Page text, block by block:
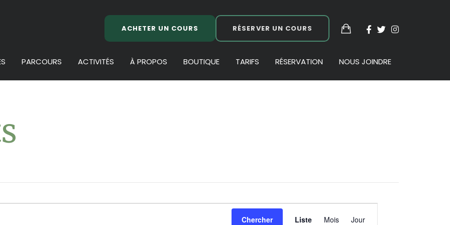
ACHETER UN COURS RÉSERVER UN COURS
PARCOURS ACTIVITÉS À PROPOS BOUTIQUE TARIFS RÉSERVATION NOUS JOINDRE
Chercher
Navigation
Liste Mois Jour